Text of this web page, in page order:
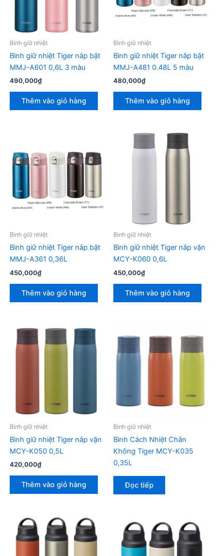
Bình giữ nhiệt
Bình giữ nhiệt Tiger nắp bật
MMJ-A601 0,6L 3 màu
490,000₫
Thêm vào giỏ hàng
Bình giữ nhiệt
Bình giữ nhiệt Tiger nắp bật
MMJ-A481 0.48L 5 màu
480,000₫
Thêm vào giỏ hàng
Bình giữ nhiệt
Bình giữ nhiệt Tiger nắp bật
MMJ-A361 0,36L
450,000₫
Thêm vào giỏ hàng
Bình giữ nhiệt
Bình giữ nhiệt Tiger nắp vặn
MCY-K060 0,6L
450,000₫
Thêm vào giỏ hàng
Bình giữ nhiệt
Bình giữ nhiệt Tiger nắp vặn
MCY-K050 0,5L
420,000₫
Thêm vào giỏ hàng
Bình giữ nhiệt
Bình Cách Nhiệt Chân
Không Tiger MCY-K035
0,35L
Đọc tiếp